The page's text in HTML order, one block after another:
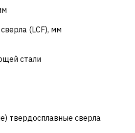
(LCF), мм
стали
твердосплавные сверла